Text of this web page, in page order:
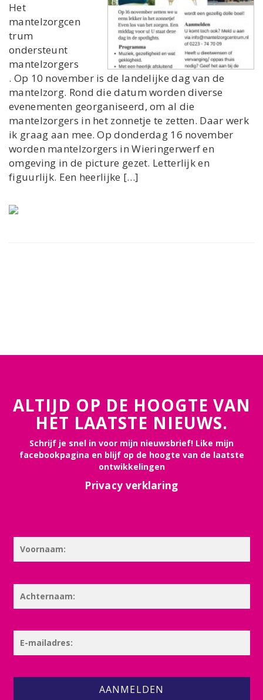
Het
mantelzorgcen
trum
ondersteunt
mantelzorgers
. Op 10 november is de landelijke dag van de
mantelzorg. Rond die datum worden diverse
evenementen georganiseerd, om al die
mantelzorgers in het zonnetje te zetten. Daar werk
ik graag aan mee. Op donderdag 16 november
worden mantelzorgers in Wieringerwerf en
omgeving in de picture gezet. Letterlijk en
figuurlijk. Een heerlijke […]
ALTIJD OP DE HOOGTE VAN
HET LAATSTE NIEUWS.
Schrijf je snel in voor mijn nieuwsbrief! Like mijn
facebookpagina en blijf op de hoogte van de laatste
ontwikkelingen
Privacy verklaring
AANMELDEN